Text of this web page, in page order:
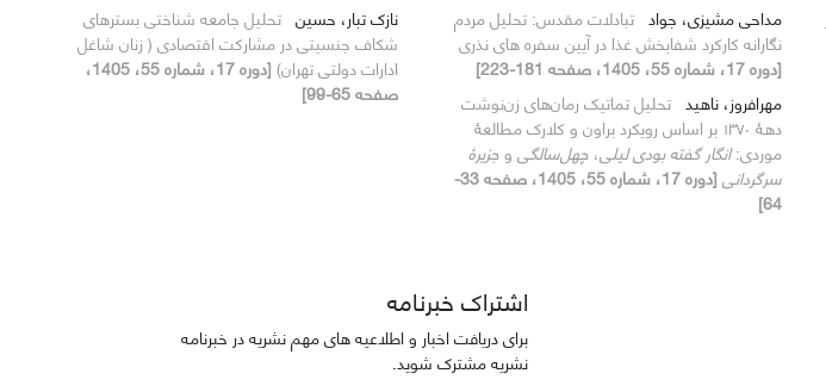
مداحی مشیزی، جواد تبادلات مقدس: تحلیل مردم‌
نگارانه کارکرد شفابخش غذا در آیین سفره‌ های نذری
[دوره 17، شماره 55، 1405، صفحه 181-223]
مهرافروز، ناهید تحلیل تماتیک رمان‌های زن‌نوشت
دهۀ ۱۳۷۰ بر اساس رویکرد براون و کلارکمطالعۀ
موردی: انگار گفته بودی لیلی، چهل‌سالگی وجزیرۀ
سرگردانی
[دوره 17، شماره 55، 1405، صفحه 33-
64]
نازک تبار، حسین تحلیل جامعه شناختی بسترهای
شکاف جنسیتی در مشارکت اقتصادی ( زنان شاغل
ادارات دولتی تهران)
[دوره 17، شماره 55، 1405،
صفحه 65-99]
اشتراک خبرنامه
برای دریافت اخبار و اطلاعیه های مهم نشریه در خبرنامه
نشریه مشترک شوید.